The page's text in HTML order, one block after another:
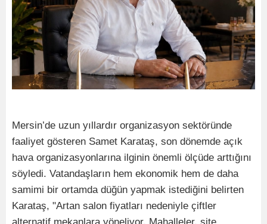
Mersin’de uzun yıllardır organizasyon sektöründe
faaliyet gösteren Samet Karataş, son dönemde açık
hava organizasyonlarına ilginin önemli ölçüde arttığını
söyledi. Vatandaşların hem ekonomik hem de daha
samimi bir ortamda düğün yapmak istediğini belirten
Karataş, "Artan salon fiyatları nedeniyle çiftler